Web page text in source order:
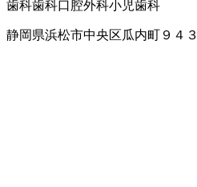
歯科歯科口腔外科小児歯科
静岡県浜松市中央区瓜内町９４３